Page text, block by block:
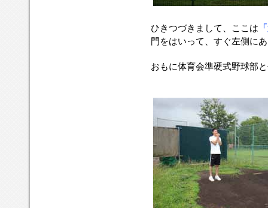
ひきつづきまして、ここは
門をはいって、すぐ左側に
おもに体育会準硬式野球部